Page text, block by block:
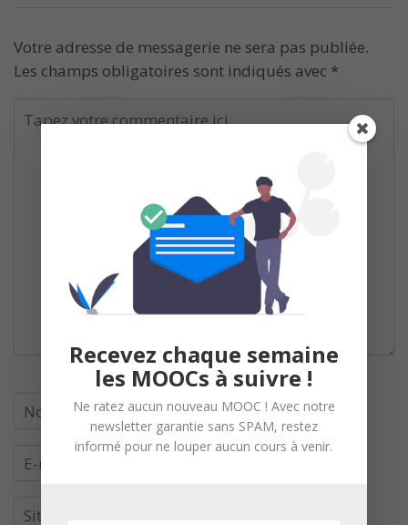
Votre adresse de messagerie ne sera pas publiée.
Les champs obligatoires sont indiqués avec *
Recevez chaque semaine
les MOOCs à suivre !
Ne ratez aucun nouveau MOOC ! Avec notre
newsletter garantie sans SPAM, restez
informé pour ne louper aucun cours à venir.